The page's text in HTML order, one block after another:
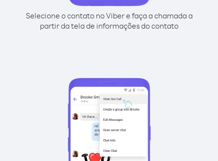
Selecione o contato no Viber e faça a chamada a
partir da tela de informações do contato